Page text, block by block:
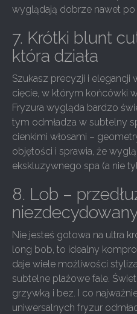
wyglądają dobrze nawet po
7. Krótki blunt
która działa
Szukasz precyzji i elegancji
cięcie, w którym końcówki
Fryzura wygląda bardzo
tym odmładza w subtelny
cienkimi włosami –
objętości i sprawia, że
ekskluzywnego spa (a nie
8. Lob –
Nie jesteś gotowa na ultra
long bob, to idealny
daje wiele możliwości
subtelne plażowe fale.
grzywką i bez. I co
uniwersalnych fryzur